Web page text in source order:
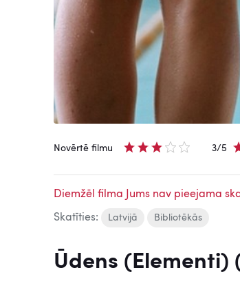
Novērtē filmu 3/5
Diemžēl filma Jums nav pieejama
Skatīties: Latvijā Bibliotēkās
Ūdens (Elementi)